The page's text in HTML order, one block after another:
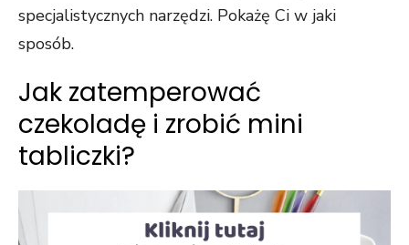
specjalistycznych narzędzi. Pokażę Ci w jaki
sposób.
Jak zatemperować
czekoladę i zrobić mini
tabliczki?
strony
internetowej.
Statystyka
Abyśmy mogli
poprawić
strony
internetowej,
na podstawie